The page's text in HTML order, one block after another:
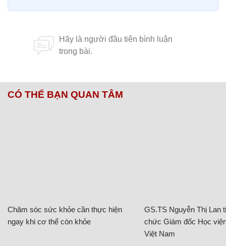
CÓ THỂ BẠN QUAN TÂM
Chăm sóc sức khỏe cần thực hiện
ngay khi cơ thể còn khỏe
GS.TS Nguyễn Thị Lan
chức Giám đốc Học
Việt Nam